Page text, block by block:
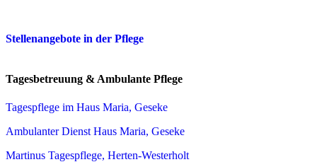
Stellenangebote in der Pflege
Tagesbetreuung & Ambulante Pflege
Tagespflege im Haus Maria, Geseke
Ambulanter Dienst Haus Maria, Geseke
Martinus Tagespflege, Herten-Westerholt